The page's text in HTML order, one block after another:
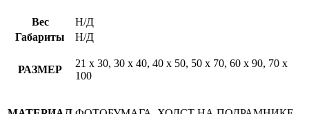
Вес
Н/Д
Габариты
Н/Д
РАЗМЕР
21 х 30, 30 х 40, 40 х 50, 50 х 70, 60 х 90, 70 х
100